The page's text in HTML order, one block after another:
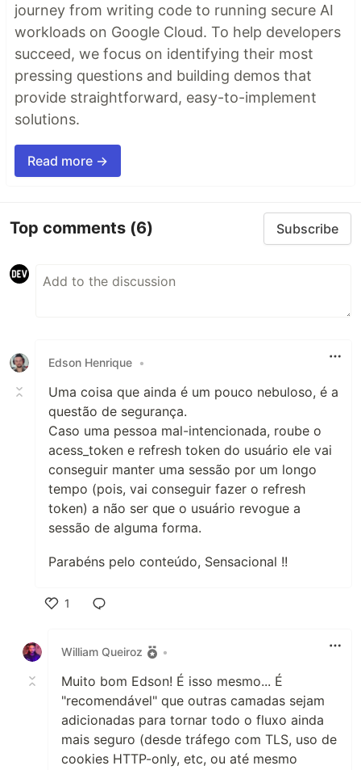
journey from writing code to running secure AI
workloads on Google Cloud. To help developers
succeed, we focus on identifying their most
pressing questions and building demos that
provide straightforward, easy-to-implement
solutions.
Read more →
Top comments (6) Subscribe
Edson Henrique •
Uma coisa que ainda é um pouco nebuloso, é a
questão de segurança.
Caso uma pessoa mal-intencionada, roube o
acess_token e refresh token do usuário ele vai
conseguir manter uma sessão por um longo
tempo (pois, vai conseguir fazer o refresh
token) a não ser que o usuário revogue a
sessão de alguma forma.
Parabéns pelo conteúdo, Sensacional !!
1
William Queiroz
•
Muito bom Edson! É isso mesmo... É
"recomendável" que outras camadas sejam
adicionadas para tornar todo o fluxo ainda
mais seguro (desde tráfego com TLS, uso de
cookies HTTP-only, etc, ou até mesmo